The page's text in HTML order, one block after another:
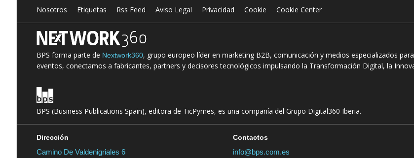
Nosotros Etiquetas Rss Feed Aviso Legal Privacidad Cookie Cookie Center
BPS forma parte de Nextwork360, grupo europeo líder en marketing B2B, comunicación y medios especializados
eventos, conectamos a fabricantes, partners y decisores tecnológicos impulsando la Transformación Digital, la
BPS (Business Publications Spain), editora de TicPymes, es una compañía del Grupo Digital360 Iberia.
Dirección
Camino De Valdenigriales 6
Contactos
info@bps.com.es